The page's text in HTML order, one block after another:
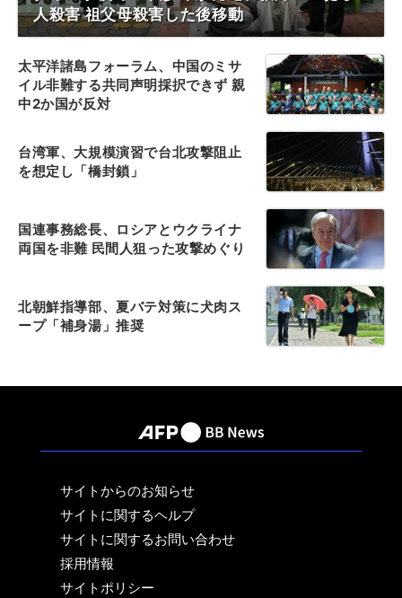
人殺害 祖父母殺害した後移動
太平洋諸島フォーラム、中国のミサ
イル非難する共同声明採択できず 親
中2か国が反対
台湾軍、大規模演習で台北攻撃阻止
を想定し「橋封鎖」
国連事務総長、ロシアとウクライナ
両国を非難 民間人狙った攻撃めぐり
北朝鮮指導部、夏バテ対策に犬肉ス
ープ「補身湯」推奨
サイトからのお知らせ
サイトに関するヘルプ
サイトに関するお問い合わせ
採用情報
サイトポリシー